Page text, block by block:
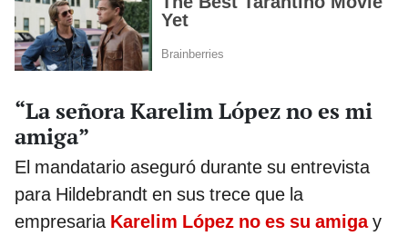
“La señora Karelim López no es mi
amiga”
El mandatario aseguró durante su entrevista
para Hildebrandt en sus trece que la
empresaria Karelim López no es su amigay